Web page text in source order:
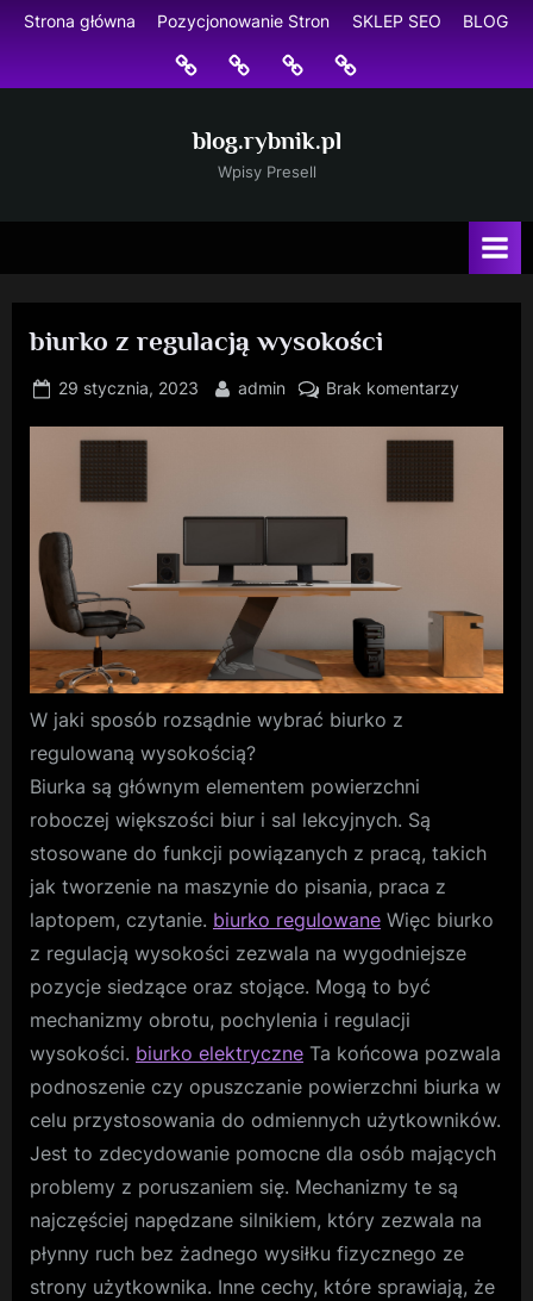
Skip
content
Strona główna Pozycjonowanie Stron SKLEP SEO BLOG
Strona
główna
Pozycjonowanie
Stron
SKLEP
SEO
BLOG
blog.rybnik.pl
Wpisy Presell
biurko z regulacją wysokości
Posted
29 stycznia, 2023 By
admin Brak komentarzydo
W jaki sposób rozsądnie wybrać biurko z
regulowaną wysokością?
Biurka są głównym elementem powierzchni
roboczej większości biur i sal lekcyjnych. Są
stosowane do funkcji powiązanych z pracą, takich
jak tworzenie na maszynie do pisania, praca z
laptopem, czytanie. biurko regulowane Więc biurko
z regulacją wysokości zezwala na wygodniejsze
pozycje siedzące oraz stojące. Mogą to być
mechanizmy obrotu, pochylenia i regulacji
wysokości. biurko elektryczne Ta końcowa pozwala
podnoszenie czy opuszczanie powierzchni biurka w
celu przystosowania do odmiennych użytkowników.
Jest to zdecydowanie pomocne dla osób mających
problemy z poruszaniem się. Mechanizmy te są
najczęściej napędzane silnikiem, który zezwala na
płynny ruch bez żadnego wysiłku fizycznego ze
strony użytkownika. Inne cechy, które sprawiają, że